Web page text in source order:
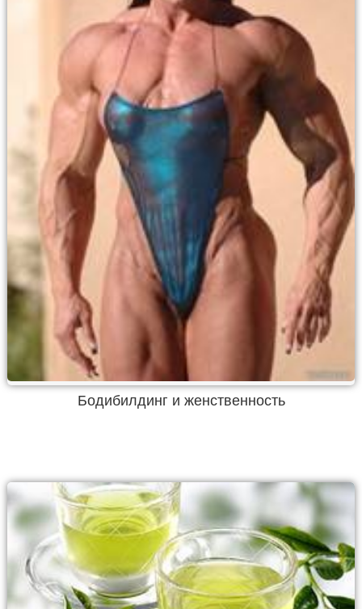
Бодибилдинг и женственность